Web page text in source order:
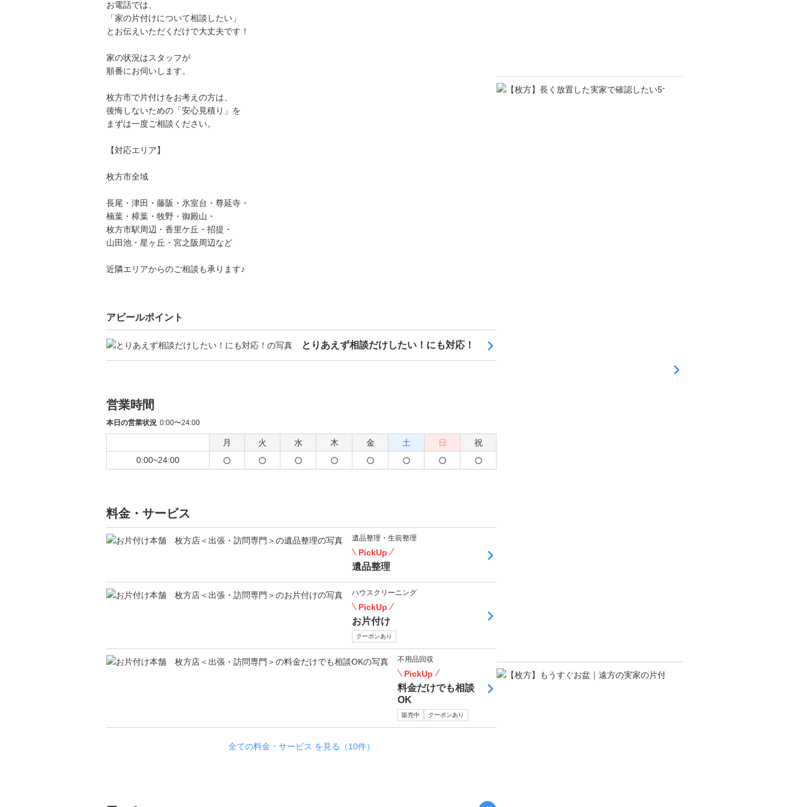
お電話では、
「家の片付けについて相談したい」
とお伝えいただくだけで大丈夫です！
家の状況はスタッフが
順番にお伺いします。
枚方市で片付けをお考えの方は、
後悔しないための「安心見積り」を
まずは一度ご相談ください。
【対応エリア】
枚方市全域
長尾・津田・藤阪・氷室台・尊延寺・
楠葉・樟葉・牧野・御殿山・
枚方市駅周辺・香里ケ丘・招提・
山田池・星ヶ丘・宮之阪周辺など
近隣エリアからのご相談も承ります♪
アピールポイント
とりあえず相談だけしたい！にも対応！
営業時間
本日の営業状況 0:00〜24:00
月 火 水 木 金 土 日
祝
0:00~24:00
料金・サービス
遺品整理・生前整理
PickUp
遺品整理
ハウスクリーニング
PickUp
お片付け
クーポンあり
不用品回収
PickUp
料金だけでも相談
OK
販売中 クーポンあり
全ての料金・サービス を見る（10件）